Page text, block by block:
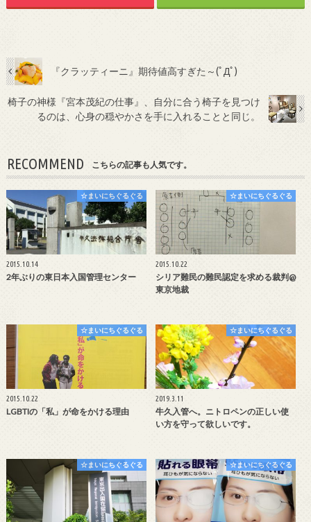
『クラッティーニ』期待値高すぎた～(ﾟДﾟ)
椅子の神様『宮本茂紀の仕事』、自分に合う椅子を見つけ
るのは、心身の穏やかさを手に入れることと同じ。
RECOMMEND こちらの記事も人気です。
☆まいにちぐるぐる
2015.10.14
2年ぶりの東日本入国管理センター
☆まいにちぐるぐる
2015.10.22
シリア難民の難民認定を求める裁判@
東京地裁
☆まいにちぐるぐる
2015.10.22
LGBTIの「私」が命をかける理由
☆まいにちぐるぐる
2019.3.11
牛久入管へ。ニトロペンの正しい使
い方を守って欲しいです。
☆まいにちぐるぐる ☆まいにちぐるぐる